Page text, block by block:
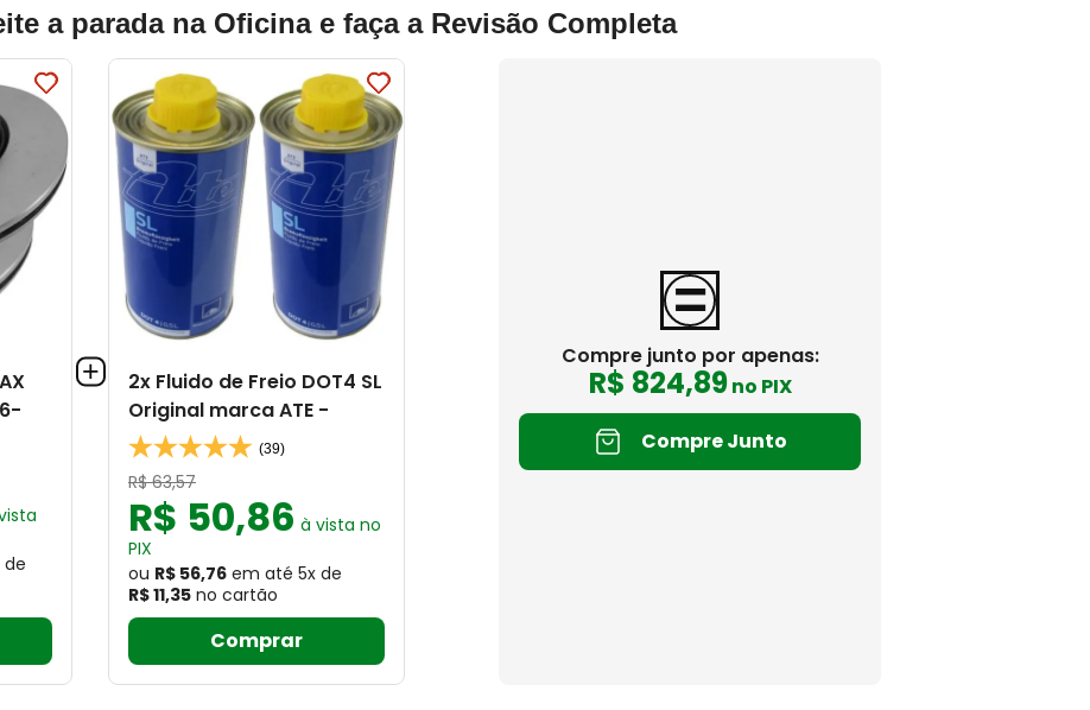
a parada na Oficina e faça a Revisão Completa
de
2x Fluido de Freio DOT4 SL
Original marca ATE -
(39)
R$ 63,57
R$ 50,86 à vista no
PIX
ou R$ 56,76 em até 5x de
R$ 11,35 no cartão
Comprar
Compre junto por apenas:
R$ 824,89no PIX
Compre Junto